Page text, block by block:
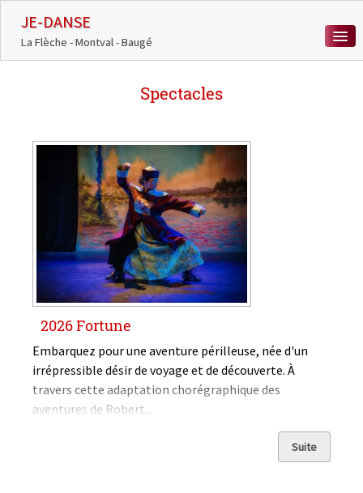
JE-DANSE
La Flèche - Montval - Baugé
ACTUALITÉS
MÉDIATHÈQUE
CHORÉÏADES
CONTACT
0
Spectacles
2026 Fortune
Embarquez pour une aventure périlleuse, née d'un
irrépressible désir de voyage et de découverte. À
travers cette adaptation chorégraphique des
aventures de Robert...
Suite